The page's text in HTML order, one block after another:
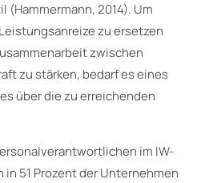
2014). Um
zu ersetzen
zwischen
zu stärken, bedarf es eines
über die zu erreichenden
im IW-
in 51 Prozent der Unternehmen